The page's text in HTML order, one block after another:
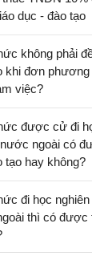
dục - đào tạo
không phải
khi đơn
việc?
được cử đi
ngoài có
tạo hay không?
đi học
thì có được